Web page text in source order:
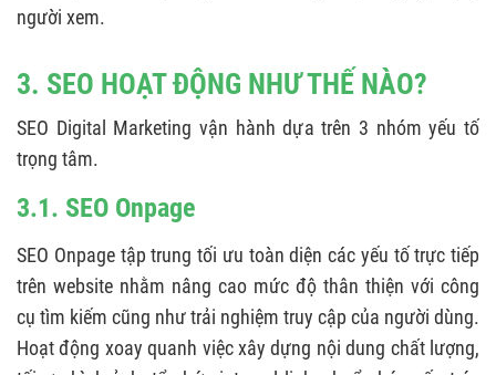
người xem.
3. SEO HOẠT ĐỘNG NHƯ THẾ NÀO?
SEO Digital Marketing vận hành dựa trên 3 nhóm yếu tố
trọng tâm.
3.1. SEO Onpage
SEO Onpage tập trung tối ưu toàn diện các yếu tố trực tiếp
trên website nhằm nâng cao mức độ thân thiện với công
cụ tìm kiếm cũng như trải nghiệm truy cập của người dùng.
Hoạt động xoay quanh việc xây dựng nội dung chất lượng,